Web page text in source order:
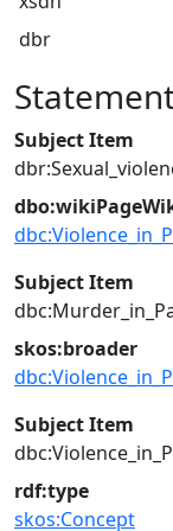
dbr
Subject Item
Subject Item
skos:broader
Subject Item
rdf:type
skos:Concept